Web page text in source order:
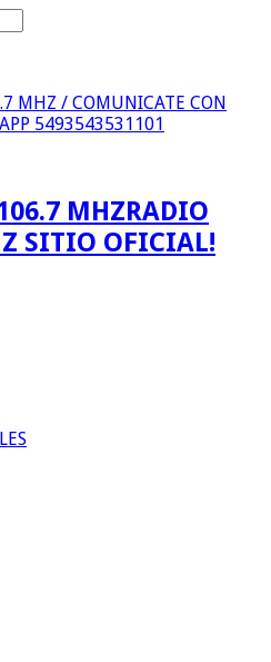
MHZ / COMUNICATE CON
5493543531101
RADIO
SITIO OFICIAL!